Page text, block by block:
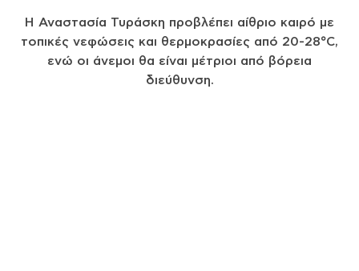
Η Αναστασία Τυράσκη προβλέπει αίθριο καιρό με
τοπικές νεφώσεις και θερμοκρασίες από 20-28°C,
ενώ οι άνεμοι θα είναι μέτριοι από βόρεια
διεύθυνση.